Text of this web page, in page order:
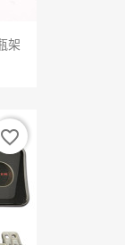
架
favorite_border